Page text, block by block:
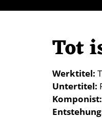
Tot
Werktitel
Untertitel